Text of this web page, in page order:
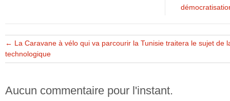
← La Caravane à vélo qui va parcourir la Tunisie traitera le sujet de
technologique
Aucun commentaire pour l'instant.